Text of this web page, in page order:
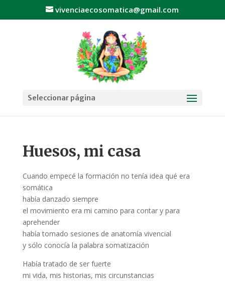
vivenciaecosomatica@gmail.com
Seleccionar página
Huesos, mi casa
Cuando empecé la formación no tenía idea qué era
somática
había danzado siempre
el movimiento era mi camino para contar y para
aprehender
había tomado sesiones de anatomía vivencial
y sólo conocía la palabra somatización
Había tratado de ser fuerte
mi vida, mis historias, mis circunstancias